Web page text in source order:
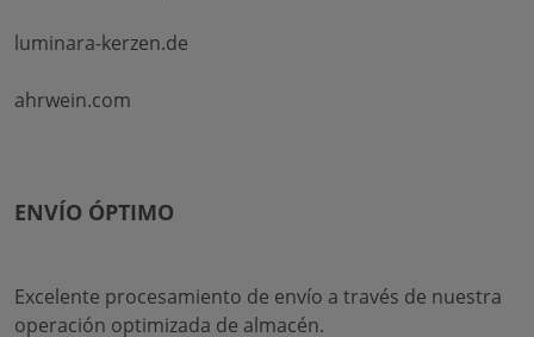
luminara-kerzen.de
ahrwein.com
ENVÍO ÓPTIMO
Excelente procesamiento de envío a través de nuestra
operación optimizada de almacén.